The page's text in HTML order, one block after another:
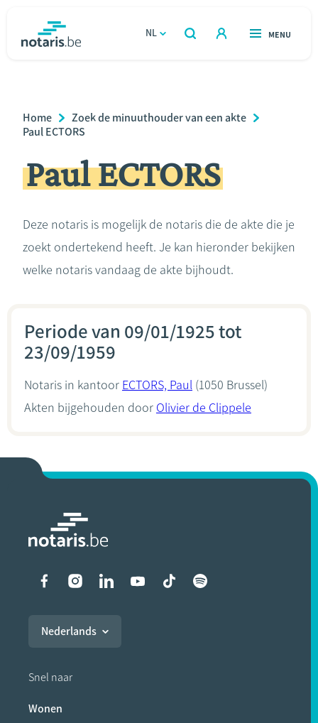
gaan
NL
OPEN
ZOEKEN
OPEN
MENU
Relatie & samenleven
Erven & schenken
Over de notaris
Breadcrumb
Home
Zoek de minuuthouder van een akte
Paul ECTORS
Paul ECTORS
Deze notaris is mogelijk de notaris die de akte die je
zoekt ondertekend heeft. Je kan hieronder bekijken
welke notaris vandaag de akte bijhoudt.
Periode van 09/01/1925 tot
23/09/1959
Notaris in kantoor ECTORS, Paul (1050 Brussel)
Akten bijgehouden door Olivier de Clippele
Liens vers les réseaux
Nederlands
Snel naar
Wonen